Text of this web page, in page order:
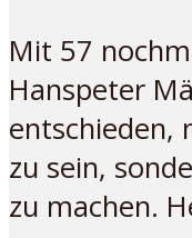
Mit 57
Hanspeter
entschieden,
zu sein,
zu machen.